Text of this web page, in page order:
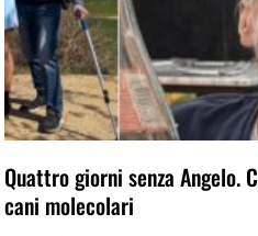
Quattro giorni senza Angelo.
cani molecolari